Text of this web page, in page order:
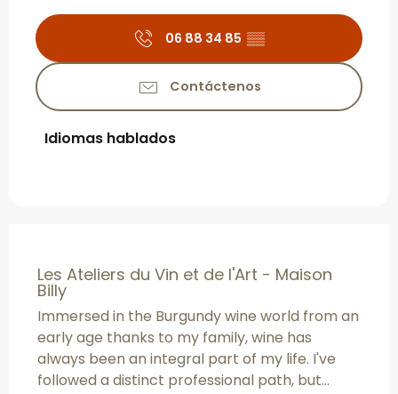
06 88 34 85 ▒▒
Contáctenos
Idiomas hablados
Idiomas hablados
Les Ateliers du Vin et de l'Art - Maison
Billy
Immersed in the Burgundy wine world from an
early age thanks to my family, wine has
always been an integral part of my life. I've
followed a distinct professional path, but...